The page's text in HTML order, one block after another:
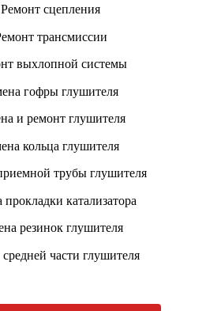
Ремонт сцепления
трансмиссии
выхлопной системы
гофры глушителя
и ремонт глушителя
кольца глушителя
трубы глушителя
прокладки катализатора
резинок глушителя
части глушителя